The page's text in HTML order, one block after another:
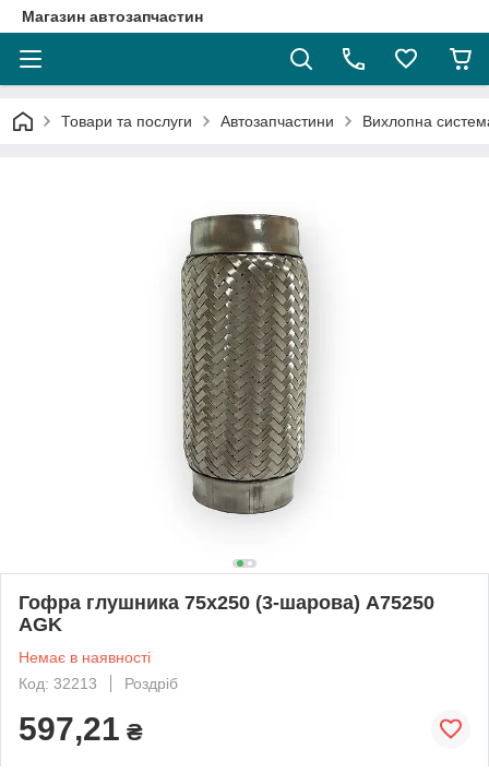
Магазин автозапчастин
Товари та послуги Автозапчастини Вихлопна
Гофра глушника 75х250 (3-шарова) A75250
AGK
Немає в наявності
Код: 32213
Роздріб
597,21 ₴